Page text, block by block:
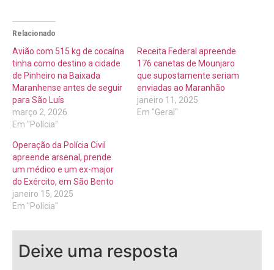
Relacionado
Avião com 515 kg de cocaína
tinha como destino a cidade
de Pinheiro na Baixada
Maranhense antes de seguir
para São Luís
março 2, 2026
Em "Polícia"
Receita Federal apreende
176 canetas de Mounjaro
que supostamente seriam
enviadas ao Maranhão
janeiro 11, 2025
Em "Geral"
Operação da Polícia Civil
apreende arsenal, prende
um médico e um ex-major
do Exército, em São Bento
janeiro 15, 2025
Em "Polícia"
Deixe uma resposta